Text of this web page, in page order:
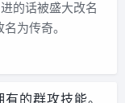
的话被盛大改名
为传奇。
的群攻技能。